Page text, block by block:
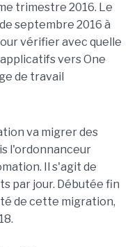
trimestre 2016. Le
septembre 2016 à
vérifier avec quelle
vers One
de travail
va migrer des
l'ordonnanceur
Il s'agit de
par jour. Débutée fin
de cette migration,